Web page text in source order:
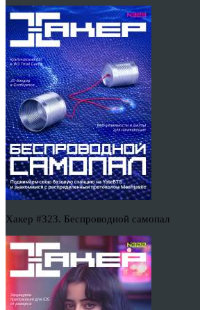
Хакер #323. Беспроводной самопал